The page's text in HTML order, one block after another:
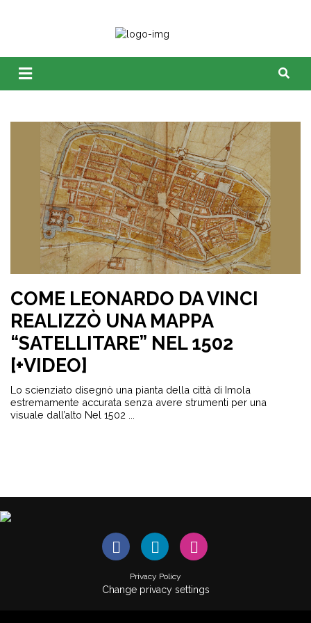
COME LEONARDO DA VINCI
REALIZZÒ UNA MAPPA
“SATELLITARE” NEL 1502
[+VIDEO]
Lo scienziato disegnò una pianta della città di Imola
estremamente accurata senza avere strumenti per una
visuale dall’alto Nel 1502 ...
Privacy Policy
Change privacy settings